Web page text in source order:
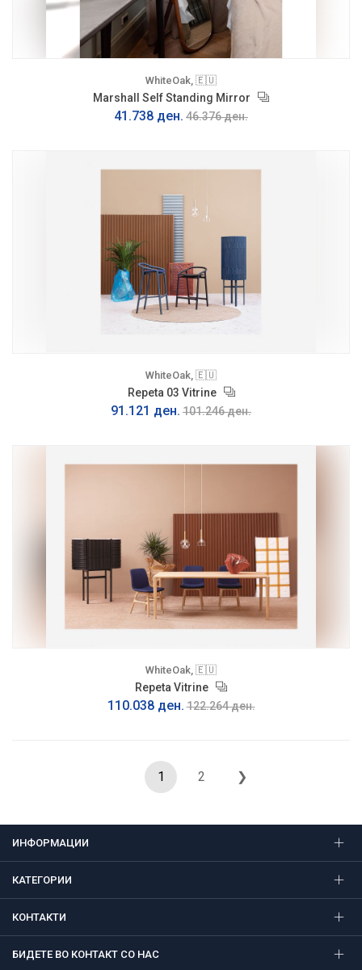
WhiteOak, 🇪🇺
Marshall Self Standing Mirror
41.738 ден. 46.376 ден.
WhiteOak, 🇪🇺
Repeta 03 Vitrine
91.121 ден. 101.246 ден.
WhiteOak, 🇪🇺
Repeta Vitrine
110.038 ден. 122.264 ден.
1 2 ❯
ИНФОРМАЦИИ
КАТЕГОРИИ
КОНТАКТИ
БИДЕТЕ ВО КОНТАКТ СО НАС